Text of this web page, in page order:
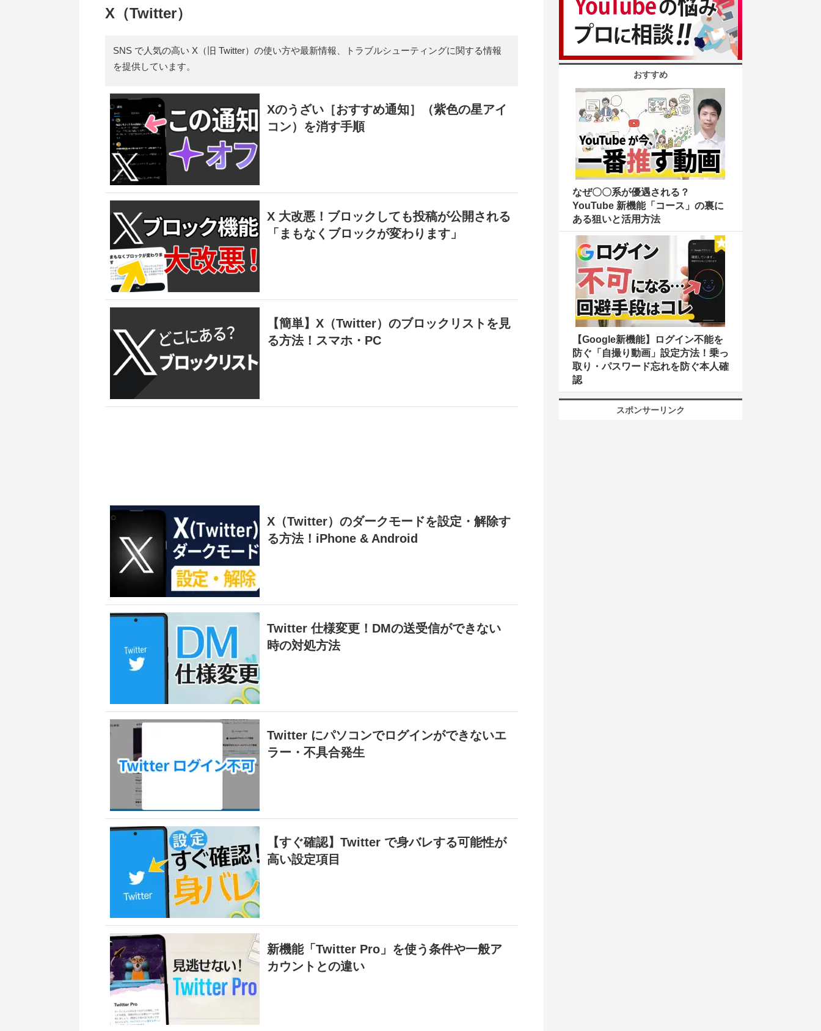
X（Twitter）
SNS で人気の高い X（旧 Twitter）の使い方や最新情報、トラブルシューティングに関する情報
を提供しています。
Xのうざい［おすすめ通知］（紫色の星アイ
コン）を消す手順
X 大改悪！ブロックしても投稿が公開される
「まもなくブロックが変わります」
【簡単】X（Twitter）のブロックリストを見
る方法！スマホ・PC
X（Twitter）のダークモードを設定・解除す
る方法！iPhone & Android
Twitter 仕様変更！DMの送受信ができない
時の対処方法
Twitter にパソコンでログインができないエ
ラー・不具合発生
【すぐ確認】Twitter で身バレする可能性が
高い設定項目
新機能「Twitter Pro」を使う条件や一般ア
カウントとの違い
おすすめ
なぜ〇〇系が優遇される？
YouTube 新機能「コース」の裏に
ある狙いと活用方法
【Google新機能】ログイン不能を
防ぐ「自撮り動画」設定方法！乗っ
取り・パスワード忘れを防ぐ本人確
認
スポンサーリンク